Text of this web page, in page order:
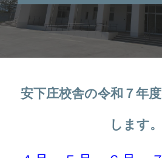
安下庄校舎の令和 ７年
します。